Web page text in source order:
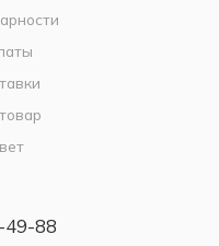
49-88